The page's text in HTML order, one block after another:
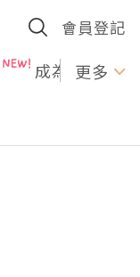
會員登記
成為U更多